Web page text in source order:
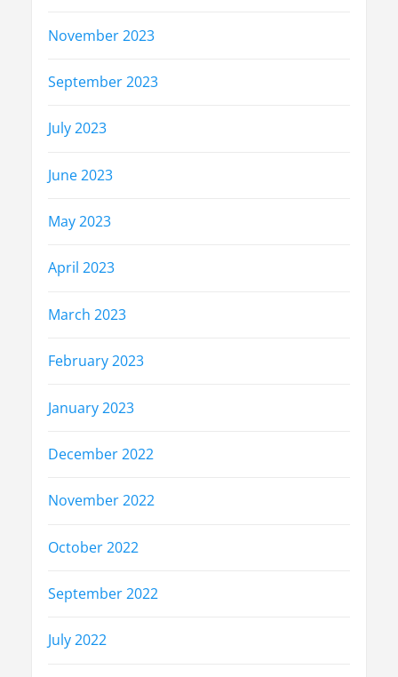
November 2023
September 2023
July 2023
June 2023
May 2023
April 2023
March 2023
February 2023
January 2023
December 2022
November 2022
October 2022
September 2022
July 2022